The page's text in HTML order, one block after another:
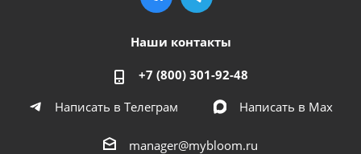
Наши контакты
+7 (800) 301-92-48
Написать в Телеграм
Написать в Мах
manager@mybloom.ru